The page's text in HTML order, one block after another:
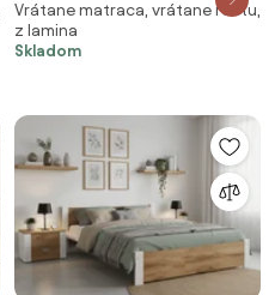
cm, betón/biela Rošt: S
lamelovým roštom, Matrac:
Matrac DELUXE 10 cm
Vrátane matraca, vrátane roštu,
z lamina
Skladom